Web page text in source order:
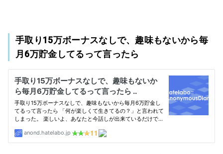
手取り15万ボーナスなしで、趣味もないから毎
月6万貯金してるって言ったら